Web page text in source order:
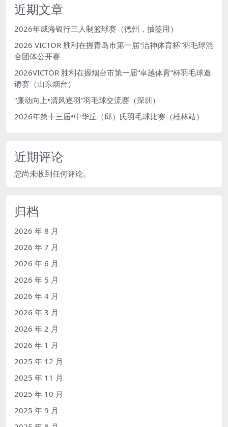
近期文章
2026年威海银行三人制篮球赛（德州，抽签用）
2026 VICTOR 胜利在握青岛市第一届“洁神体育杯”羽毛球混
合团体公开赛
2026VICTOR 胜利在握烟台市第一届“卓越体育”杯羽毛球邀
请赛（山东烟台）
“廉动向上•清风逐羽”羽毛球交流赛（深圳）
2026年第十三届•中华丘（邱）氏羽毛球比赛（桂林站）
近期评论
您尚未收到任何评论。
归档
2026 年 8 月
2026 年 7 月
2026 年 6 月
2026 年 5 月
2026 年 4 月
2026 年 3 月
2026 年 2 月
2026 年 1 月
2025 年 12 月
2025 年 11 月
2025 年 10 月
2025 年 9 月